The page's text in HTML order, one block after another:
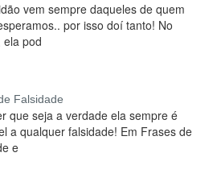
vem sempre daqueles de quem
por isso doí tanto! No
ela pod
Falsidade
que seja a verdade ela sempre é
a qualquer falsidade! Em Frases de
e